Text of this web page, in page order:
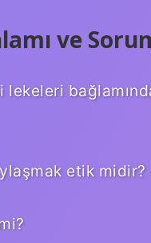
ve
lekeleri
etik midir?